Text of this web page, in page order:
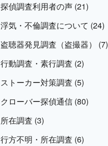
探偵調査利用者の声 (21)
浮気・不倫調査について (24)
盗聴器発見調査（盗撮器）
(7)
行動調査・素行調査 (2)
ストーカー対策調査 (5)
クローバー探偵通信 (80)
所在調査 (3)
行方不明・所在調査 (6)